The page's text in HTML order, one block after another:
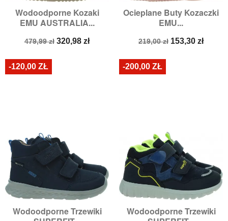
Wodoodporne Kozaki
EMU AUSTRALIA...
Cena
479,99 zł Cena
320,98 zł
Ocieplane Buty Kozaczki
EMU...
Cena
219,00 zł Cena
153,30 zł
Wodoodporne Trzewiki
-120,00 ZŁ
Wodoodporne Trzewiki
-200,00 ZŁ